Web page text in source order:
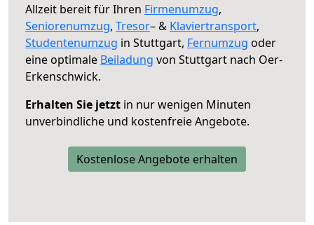
Allzeit bereit für Ihren Firmenumzug,
Seniorenumzug, Tresor– & Klaviertransport,
Studentenumzug in Stuttgart, Fernumzug oder
eine optimale Beiladung von Stuttgart nach Oer-
Erkenschwick.
Erhalten Sie jetzt in nur wenigen Minuten
unverbindliche und kostenfreie Angebote.
Kostenlose Angebote erhalten